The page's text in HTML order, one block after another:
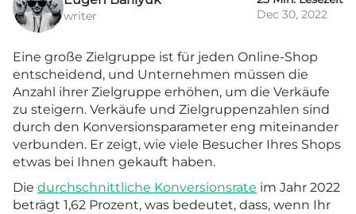
writer
Dec 30, 2022
Eine große Zielgruppe ist für jeden Online-Shop
entscheidend, und Unternehmen müssen die
Anzahl ihrer Zielgruppe erhöhen, um die Verkäufe
zu steigern. Verkäufe und Zielgruppenzahlen sind
durch den Konversionsparameter eng miteinander
verbunden. Er zeigt, wie viele Besucher Ihres Shops
etwas bei Ihnen gekauft haben.
Die durchschnittliche Konversionsrate im Jahr 2022
beträgt 1,62 Prozent, was bedeutet, dass, wenn Ihr